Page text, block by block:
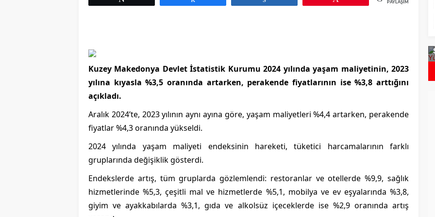
PAYLAŞIMLAR
Kuzey Makedonya Devlet İstatistik Kurumu 2024 yılında yaşam maliyetinin, 2023
yılına kıyasla %3,5 oranında artarken, perakende fiyatlarının ise %3,8 arttığını
açıkladı.
Aralık 2024’te, 2023 yılının aynı ayına göre, yaşam maliyetleri %4,4 artarken, perakende
fiyatlar %4,3 oranında yükseldi.
2024 yılında yaşam maliyeti endeksinin hareketi, tüketici harcamalarının farklı
gruplarında değişiklik gösterdi.
Endekslerde artış, tüm gruplarda gözlemlendi: restoranlar ve otellerde %9,9, sağlık
hizmetlerinde %5,3, çeşitli mal ve hizmetlerde %5,1, mobilya ve ev eşyalarında %3,8,
giyim ve ayakkabılarda %3,1, gıda ve alkolsüz içeceklerde ise %2,9 oranında artış